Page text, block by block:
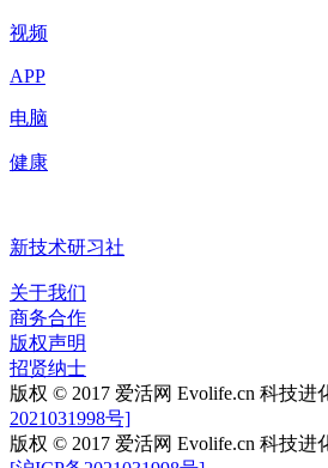
视频
APP
电脑
健康
新技术研习社
关于我们
商务合作
版权声明
招贤纳士
版权 © 2017 爱活网 Evolife.cn 科技进
2021031998号]
版权 © 2017 爱活网 Evolife.cn 科技进